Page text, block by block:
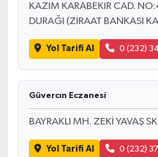
KAZIM KARABEKIR CAD.
DURAĞI (ZİRAAT BANKASI
Yol Tarifi Al 0 (232)
Güvercın Eczanesi
BAYRAKLI MH. ZEKİ YAVAŞ
Yol Tarifi Al 0 (232)